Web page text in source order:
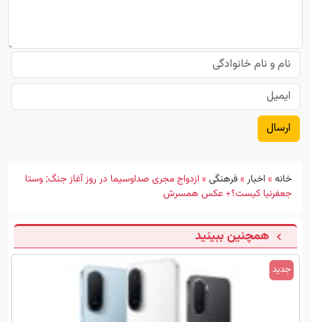
خانه»اخبار»فرهنگی»ازدواج مجری صداوسیما در روز آغاز جنگ; وستا
جعفرنیا کیست؟+ عکس‌ همسرش
همچنین ببینید
جدید